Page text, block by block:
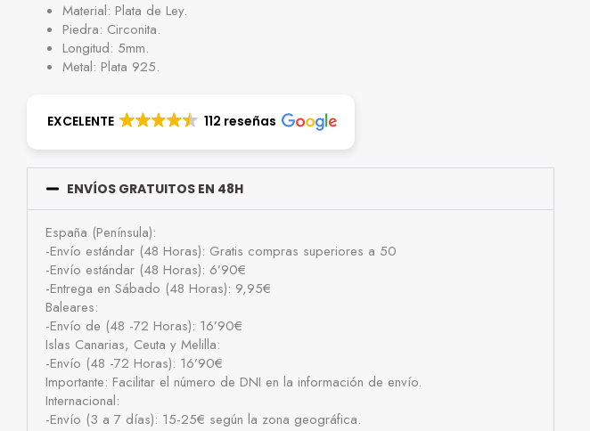
Material: Plata de Ley.
Piedra: Circonita.
Longitud: 5mm.
Metal: Plata 925.
EXCELENTE 112 reseñas
ENVÍOS GRATUITOS EN 48H
España (Península):
-Envío estándar (48 Horas): Gratis compras superiores a 50
-Envío estándar (48 Horas): 6’90€
-Entrega en Sábado (48 Horas): 9,95€
Baleares:
-Envío de (48 -72 Horas): 16’90€
Islas Canarias, Ceuta y Melilla:
-Envío (48 -72 Horas): 16’90€
Importante: Facilitar el número de DNI en la información de envío.
Internacional:
-Envío (3 a 7 días): 15-25€ según la zona geográfica.